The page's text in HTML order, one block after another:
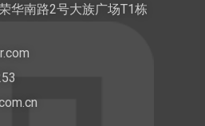
华南路2号大族广场T1栋